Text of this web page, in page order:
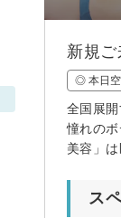
新規
◎ 本日空
全国展
憧れの
美容」
ス